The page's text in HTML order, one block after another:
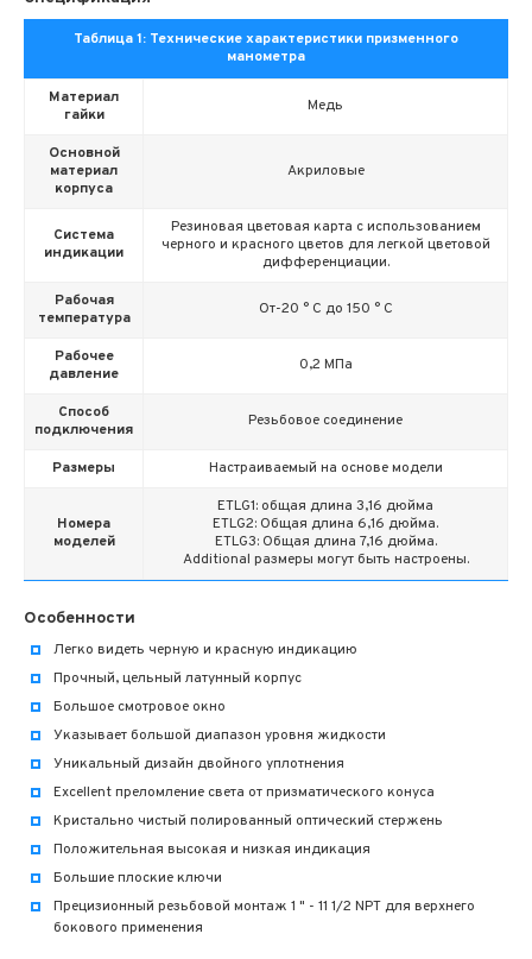
Таблица 1: Технические характеристики призменного
манометра
Материал
гайки
Медь
Основной
материал
корпуса
Акриловые
Система
индикации
Резиновая цветовая карта с использованием
черного и красного цветов для легкой цветовой
дифференциации.
Рабочая
температура
От-20 ° C до 150 ° C
Рабочее
давление
0,2 МПа
Способ
подключения
Резьбовое соединение
Размеры Настраиваемый на основе модели
Номера
моделей
ETLG1: общая длина 3,16 дюйма
ETLG2: Общая длина 6,16 дюйма.
ETLG3: Общая длина 7,16 дюйма.
Additional размеры могут быть настроены.
Особенности
Легко видеть черную и красную индикацию
Прочный, цельный латунный корпус
Большое смотровое окно
Указывает большой диапазон уровня жидкости
Уникальный дизайн двойного уплотнения
Excellent преломление света от призматического конуса
Кристально чистый полированный оптический стержень
Положительная высокая и низкая индикация
Большие плоские ключи
Прецизионный резьбовой монтаж 1 " - 11 1/2 NPT для верхнего
бокового применения